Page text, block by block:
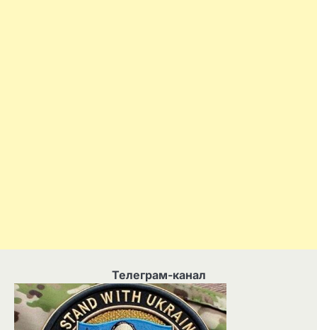
Телеграм-канал